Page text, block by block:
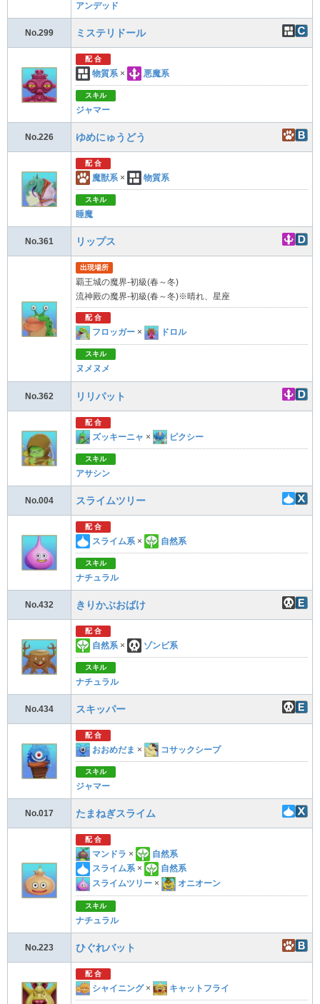
アンデッド
No.299 ミステリドール
配 合
物質系 × 悪魔系
スキル
ジャマー
No.226 ゆめにゅうどう
配 合
魔獣系 × 物質系
スキル
睡魔
No.361 リップス
出現場所
覇王城の魔界-初級(春～冬)
流神殿の魔界-初級(春～冬)※晴れ、星座
配 合
フロッガー × ドロル
スキル
ヌメヌメ
No.362 リリパット
配 合
ズッキーニャ × ピクシー
スキル
アサシン
No.004 スライムツリー
配 合
スライム系 × 自然系
スキル
ナチュラル
No.432 きりかぶおばけ
配 合
自然系 × ゾンビ系
スキル
ナチュラル
No.434 スキッパー
配 合
おおめだま × コサックシープ
スキル
ジャマー
No.017 たまねぎスライム
配 合
マンドラ ×
自然系
スライム系 ×
自然系
スライムツリー × オニオーン
スキル
ナチュラル
No.223 ひぐれバット
配 合
シャイニング × キャットフライ